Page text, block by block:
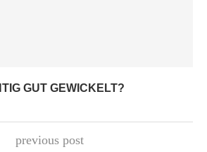
GUT GEWICKELT?
previous post